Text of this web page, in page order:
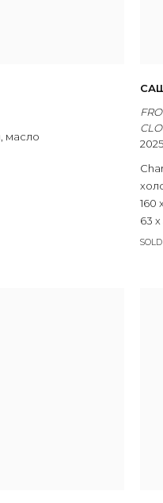
, масло
2025
160
63 x
SOLD